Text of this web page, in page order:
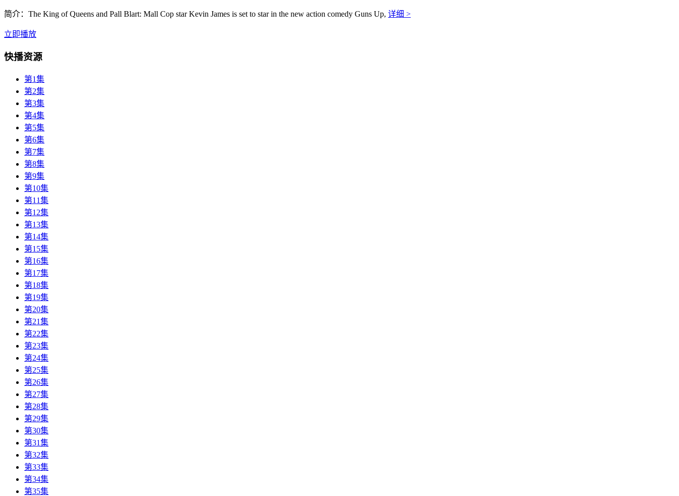
简介： The King of Queens and Pall Blart: Mall Cop star Kevin James is set to star in the new action comedy Guns Up, 详细 >
立即播放
快播资源
第1集
第2集
第3集
第4集
第5集
第6集
第7集
第8集
第9集
第10集
第11集
第12集
第13集
第14集
第15集
第16集
第17集
第18集
第19集
第20集
第21集
第22集
第23集
第24集
第25集
第26集
第27集
第28集
第29集
第30集
第31集
第32集
第33集
第34集
第35集